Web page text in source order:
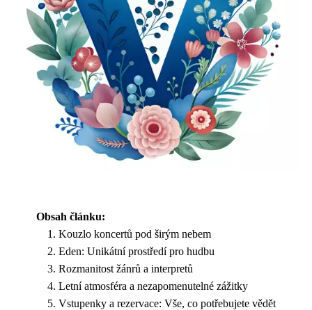
Obsah článku:
Kouzlo koncertů pod širým nebem
Eden: Unikátní prostředí pro hudbu
Rozmanitost žánrů a interpretů
Letní atmosféra a nezapomenutelné zážitky
Vstupenky a rezervace: Vše, co potřebujete vědět